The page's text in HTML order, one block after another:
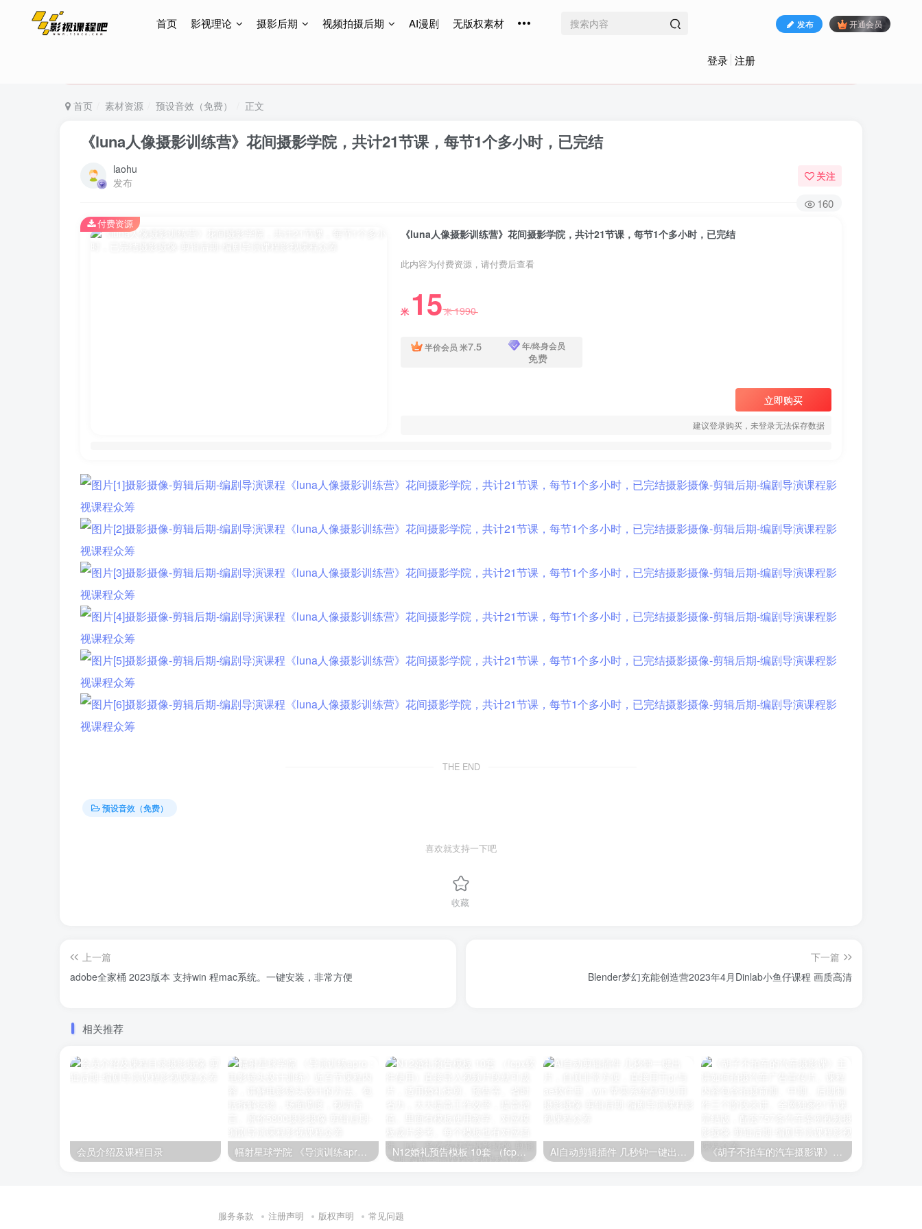
首页 影视理论 摄影后期 视频拍摄后期 AI漫剧 无版权素材 发布 开通会员
登录 注册
特惠终身会员299元，网站所有内容都可观看，终身免费更新
首页 素材资源 预设音效（免费） 正文
《luna人像摄影训练营》花间摄影学院，共计21节课，每节1个多小时，已完结
laohu
发布
关注
160
《luna人像摄影训练营》花间摄影学院，共计21节课，每节1个多小时，已完结
此内容为付费资源，请付费后查看
米 15米1990
半价会员 米7.5 年/终身会员
免费
立即购买
建议登录购买，未登录无法保存数据
付费资源
THE END
预设音效（免费）
喜欢就支持一下吧
收藏
上一篇
adobe全家桶 2023版本 支持win 程mac系统。一键安装，非常方便
下一篇
Blender梦幻充能创造营2023年4月Dinlab小鱼仔课程 画质高清
相关推荐
会员介绍及课程目录 幅射星球学院 《导演训练apro：电影镜头设计训练》近百节课程内容，讲解电影镜头设计的方法。包括拆解运镜，场面调度，视听语言。原价5800 N12婚礼预告模板 10套 （fcpx软件使用）直接导入视频片段就可成片，适用婚礼快剪、预告等。省时省力，大大提高工作效率，提高增值。里面有模板使用教学、对应模板成片参考。每个模板也有对应插件、lut、音效素材等 AI自动剪辑插件 几秒钟一键出片，自测非常方便，直接用于pr与ae软件里，win 苹果系统都可以用 《胡子不拍车的汽车摄影课》主讲如何拍摄汽车广告宣传片。课程内容包含拍摄前期、中期、后期制作三个阶段来讲。全网独家21节课完结版，配套757条汽车案例视频
服务条款 注册声明 版权声明 常见问题